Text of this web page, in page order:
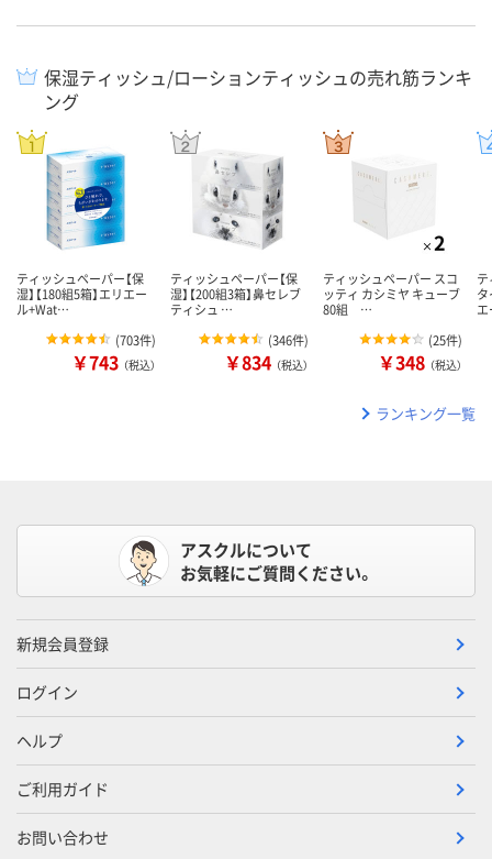
保湿ティッシュ/ローションティッシュの売れ筋ランキ
ング
ティッシュペーパー【保
湿】【180組5箱】エリエー
ル+Wat…
(703件)
￥743 （税込）
ティッシュペーパー【保
湿】【200組3箱】鼻セレブ
ティシュ …
(346件)
￥834 （税込）
ティッシュペーパー スコ
ッティ カシミヤ キューブ
80組 …
(25件)
￥348 （税込）
ランキング一覧
アスクルについて
お気軽にご質問ください。
新規会員登録
ログイン
ヘルプ
ご利用ガイド
お問い合わせ